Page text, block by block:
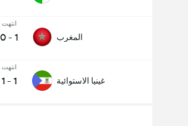
المغرب
انتهت
1
-
0
غينيا الاستوائية
انتهت
1
-
1